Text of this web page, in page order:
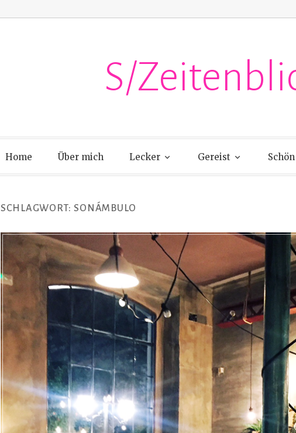
S/
Home Über mich Lecker Gereist Schön
SCHLAGWORT: SONÁMBULO